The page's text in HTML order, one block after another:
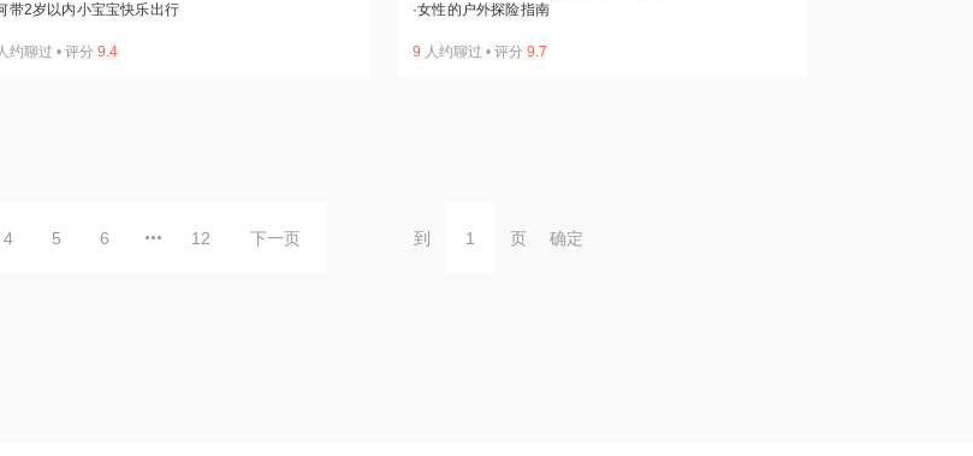
带2岁以内小宝宝快乐出行
约聊过 • 评分 9.4
·女性的户外探险指南
9 人约聊过 • 评分 9.7
4 5 6 12 下一页 到 页 确定